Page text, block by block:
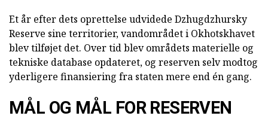
Et år efter dets oprettelse udvidede Dzhugdzhursky
Reserve sine territorier, vandområdet i Okhotskhavet
blev tilføjet det. Over tid blev områdets materielle og
tekniske database opdateret, og reserven selv modtog
yderligere finansiering fra staten mere end én gang.
MÅL OG MÅL FOR RESERVEN